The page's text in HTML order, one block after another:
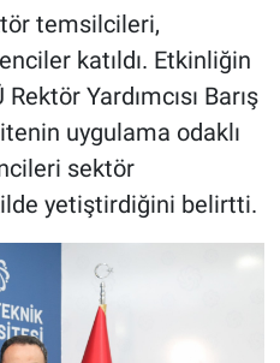
temsilcileri,
katıldı. Etkinliğin
Yardımcısı Barış
uygulama odaklı
sektör
yetiştirdiğini belirtti.